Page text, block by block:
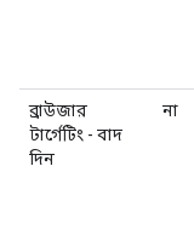
ব্রাউজার
টার্গেটিং - বাদ
দিন
না